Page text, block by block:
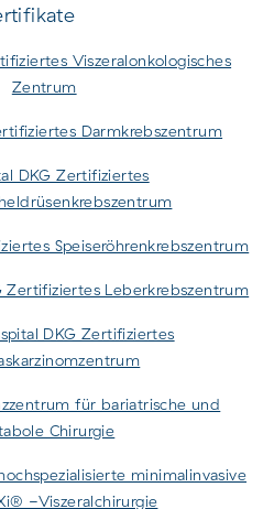
Viszeralonkologisches
Zentrum
Darmkrebszentrum
DKG Zertifiziertes
Speiseröhrenkrebszentrum
Zertifiziertes Leberkrebszentrum
DKG Zertifiziertes
für bariatrische und
Chirurgie
minimalinvasive
-Viszeralchirurgie